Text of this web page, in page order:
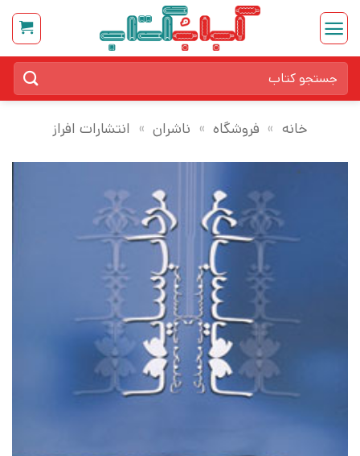
Skip
content
برای:
خانه » فروشگاه » ناشران » انتشارات افراز